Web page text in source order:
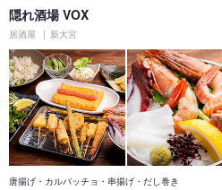
隠れ酒場 VOX
居酒屋 新大宮
唐揚げ・カルパッチョ・串揚げ・だし巻き